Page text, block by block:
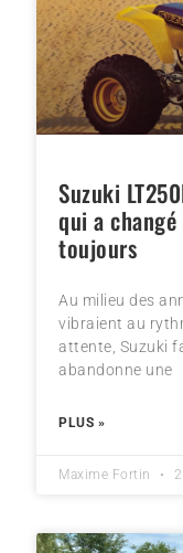
Suzuki
qui a
toujours
Au milieu des
vibraient au
attente, Suzuki
abandonne une
PLUS »
Maxime Fortin